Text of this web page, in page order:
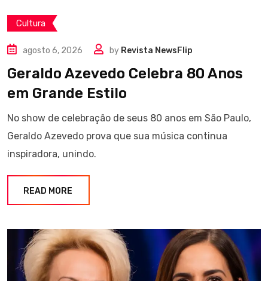
Cultura
agosto 6, 2026 by Revista NewsFlip
Geraldo Azevedo Celebra 80 Anos
em Grande Estilo
No show de celebração de seus 80 anos em São Paulo,
Geraldo Azevedo prova que sua música continua
inspiradora, unindo.
READ MORE